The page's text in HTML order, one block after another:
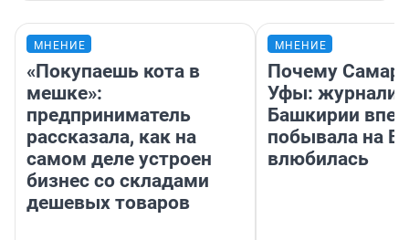
МНЕНИЕ
«Покупаешь кота в
мешке»:
предприниматель
рассказала, как на
самом деле устроен
бизнес со складами
дешевых товаров
МНЕНИЕ
Почему
Уфы:
Башкирии
побывала на
влюбилась